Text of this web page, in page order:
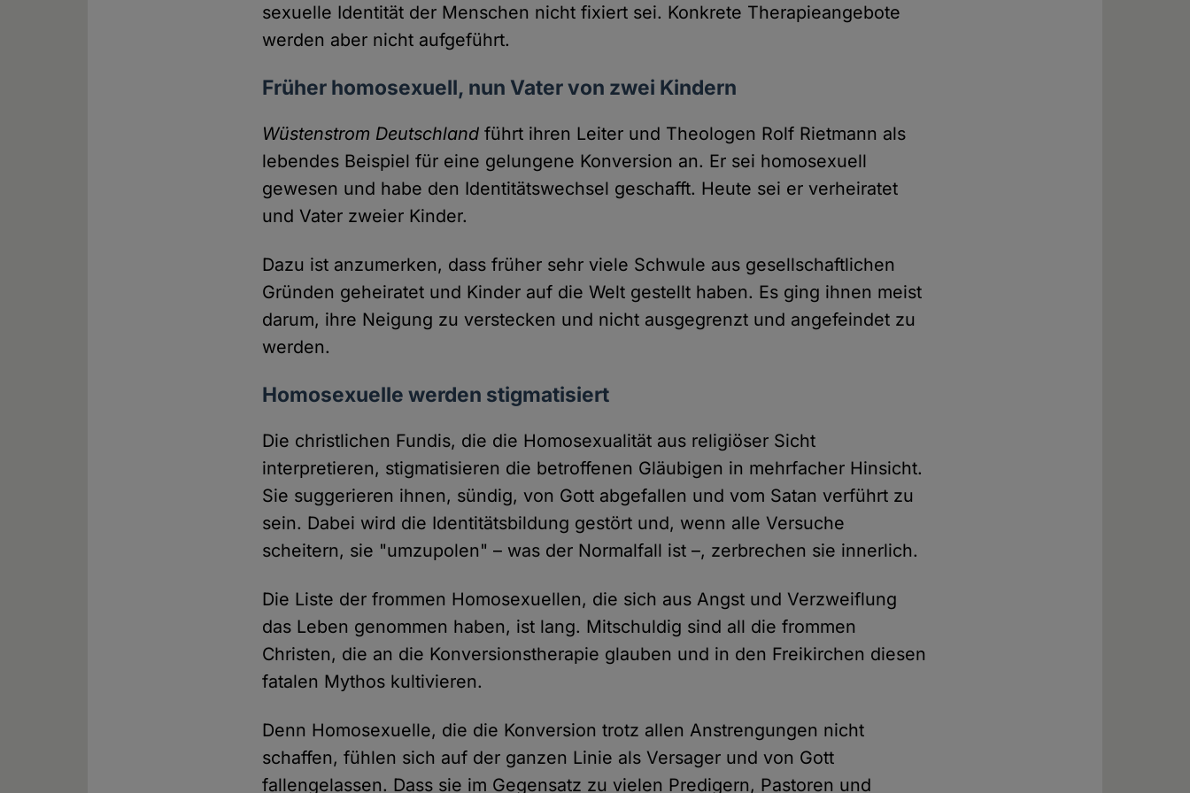
sexuelle Identität der Menschen nicht fixiert sei. Konkrete Therapieangebote
werden aber nicht aufgeführt.
Früher homosexuell, nun Vater von zwei Kindern
Wüstenstrom Deutschland führt ihren Leiter und Theologen Rolf Rietmann als
lebendes Beispiel für eine gelungene Konversion an. Er sei homosexuell
gewesen und habe den Identitätswechsel geschafft. Heute sei er verheiratet
und Vater zweier Kinder.
Dazu ist anzumerken, dass früher sehr viele Schwule aus gesellschaftlichen
Gründen geheiratet und Kinder auf die Welt gestellt haben. Es ging ihnen meist
darum, ihre Neigung zu verstecken und nicht ausgegrenzt und angefeindet zu
werden.
Homosexuelle werden stigmatisiert
Die christlichen Fundis, die die Homosexualität aus religiöser Sicht
interpretieren, stigmatisieren die betroffenen Gläubigen in mehrfacher Hinsicht.
Sie suggerieren ihnen, sündig, von Gott abgefallen und vom Satan verführt zu
sein. Dabei wird die Identitätsbildung gestört und, wenn alle Versuche
scheitern, sie "umzupolen" – was der Normalfall ist –, zerbrechen sie innerlich.
Die Liste der frommen Homosexuellen, die sich aus Angst und Verzweiflung
das Leben genommen haben, ist lang. Mitschuldig sind all die frommen
Christen, die an die Konversionstherapie glauben und in den Freikirchen diesen
fatalen Mythos kultivieren.
Denn Homosexuelle, die die Konversion trotz allen Anstrengungen nicht
schaffen, fühlen sich auf der ganzen Linie als Versager und von Gott
fallengelassen. Dass sie im Gegensatz zu vielen Predigern, Pastoren und